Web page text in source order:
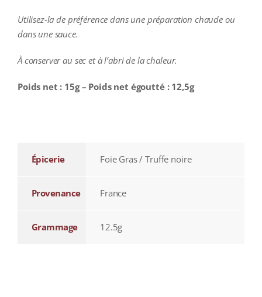
Utilisez-la de préférence dans une préparation chaude ou
dans une sauce.
À conserver au sec et à l’abri de la chaleur.
Poids net : 15g – Poids net égoutté : 12,5g
Épicerie Foie Gras / Truffe noire
Provenance France
Grammage 12.5g